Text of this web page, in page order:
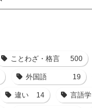
ことわざ・格言 500
外国語 19
違い 14 言語学